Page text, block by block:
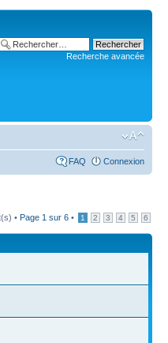
Recherche avancée
FAQ Connexion
• Page 1 sur 6 • 1 2 3 4 5 6